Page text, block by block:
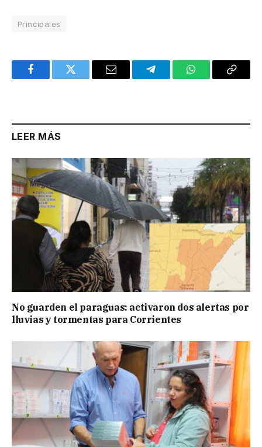
Principales
FacebookTwitter Email TelegramWhatsAppCopy
LEER MÁS
No guarden el paraguas: activaron dos alertas por
lluvias y tormentas para Corrientes